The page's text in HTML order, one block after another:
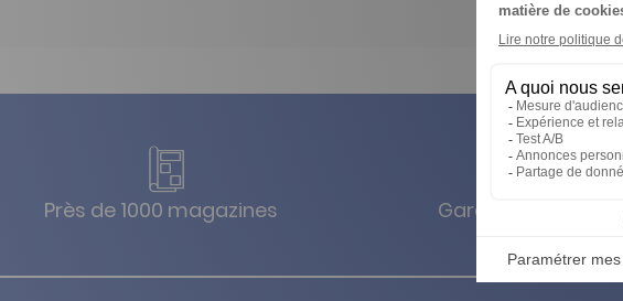
Près de 1000 magazines Garanties des prix